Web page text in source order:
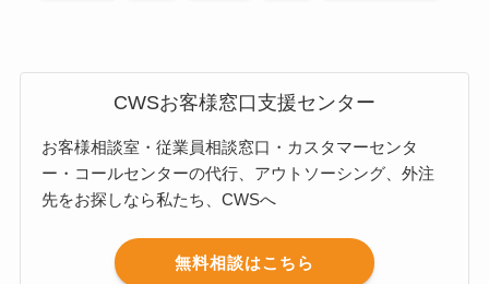
CWSお客様窓口支援センター
お客様相談室・従業員相談窓口・カスタマーセンタ
ー・コールセンターの代行、アウトソーシング、外注
先をお探しなら私たち、CWSへ
無料相談はこちら